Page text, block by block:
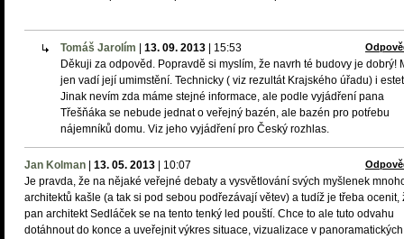
Tomáš Jarolím 13. 09. 2013 15:53
Děkuji za odpověd. Popravdě si myslím, že navrh té budovy je dobrý!
jen vadí její umimstění. Technicky ( viz rezultát Krajského úřadu) i
Jinak nevím zda máme stejné informace, ale podle vyjádření pana
Třešňáka se nebude jednat o veřejný bazén, ale bazén pro potŕebu
nájemníků domu. Viz jeho vyjádření pro Český rozhlas.
Jan Kolman 13. 05. 2013 10:07
Je pravda, že na nějaké veřejné debaty a vysvětlování svých myšlenek
architektů kašle (a tak si pod sebou podřezávají větev) a tudíž je třeba ocenit,
pan architekt Sedláček se na tento tenký led pouští. Chce to ale tuto odvahu
dotáhnout do konce a uveřejnit výkres situace, vizualizace v panoramatických